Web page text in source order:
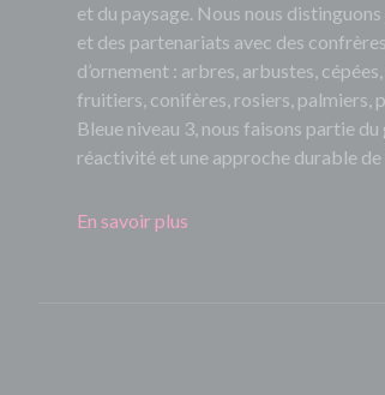
et du paysage. Nous nous
et des partenariats avec des
d’ornement : arbres, arbustes,
fruitiers, conifères, rosiers, palmiers,
Bleue niveau 3, nous faisons partie
réactivité et une approche durable
En savoir plus